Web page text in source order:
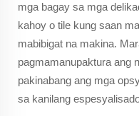
mga bagay sa mga
kahoy o tile kung saan
mabibigat na makina.
pagmamanupaktura ang
pakinabang ang mga
sa kanilang